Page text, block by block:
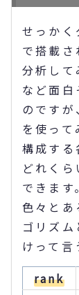
せっか
で搭載
分析して
など面
のです
を使って
構成する
どれく
できま
色々とあ
ゴリズ
けって言
rank